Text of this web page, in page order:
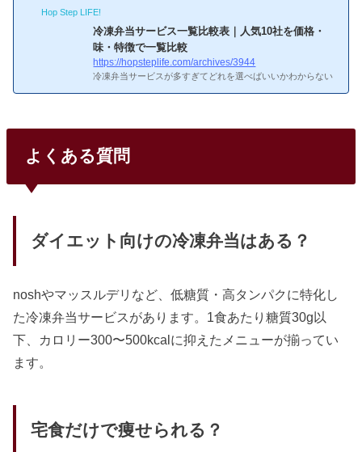
食材費も高くなりがち。正直なところ、続けるのはかなり大
変です。自分も健康診断でLDLコレステロールが引っかかっ
て糖質を意識し始めた口ですが、最初の1週間で挫折しかけ
た経験があります。名古屋の1Kキッチンで鶏むね肉のソテー
を3日連続で作ったとき、「もう無理だ」と思いました。同
じ悩みを抱えて...
Hop Step LIFE!
冷凍弁当サービス一覧比較表｜人気10社を価格・
味・特徴で一覧比較
https://hopsteplife.com/archives/3944
冷凍弁当サービスが多すぎてどれを選べばいいかわからない
った2〜3社に絞って初回割引で食べ比べるのが、一番確実な
選び方だ。出典：nosh（ナッシュ）公式サイト主要4社の早
見比較10社の中でも利用者数が多く、初めての人に選ばれや
hが一歩リードしている。サービス1食あたり送料メニュー数
よくある質問
ダイエット向けの冷凍弁当はある？
noshやマッスルデリなど、低糖質・高タンパクに特化し
た冷凍弁当サービスがあります。1食あたり糖質30g以
下、カロリー300〜500kcalに抑えたメニューが揃ってい
ます。
宅食だけで痩せられる？